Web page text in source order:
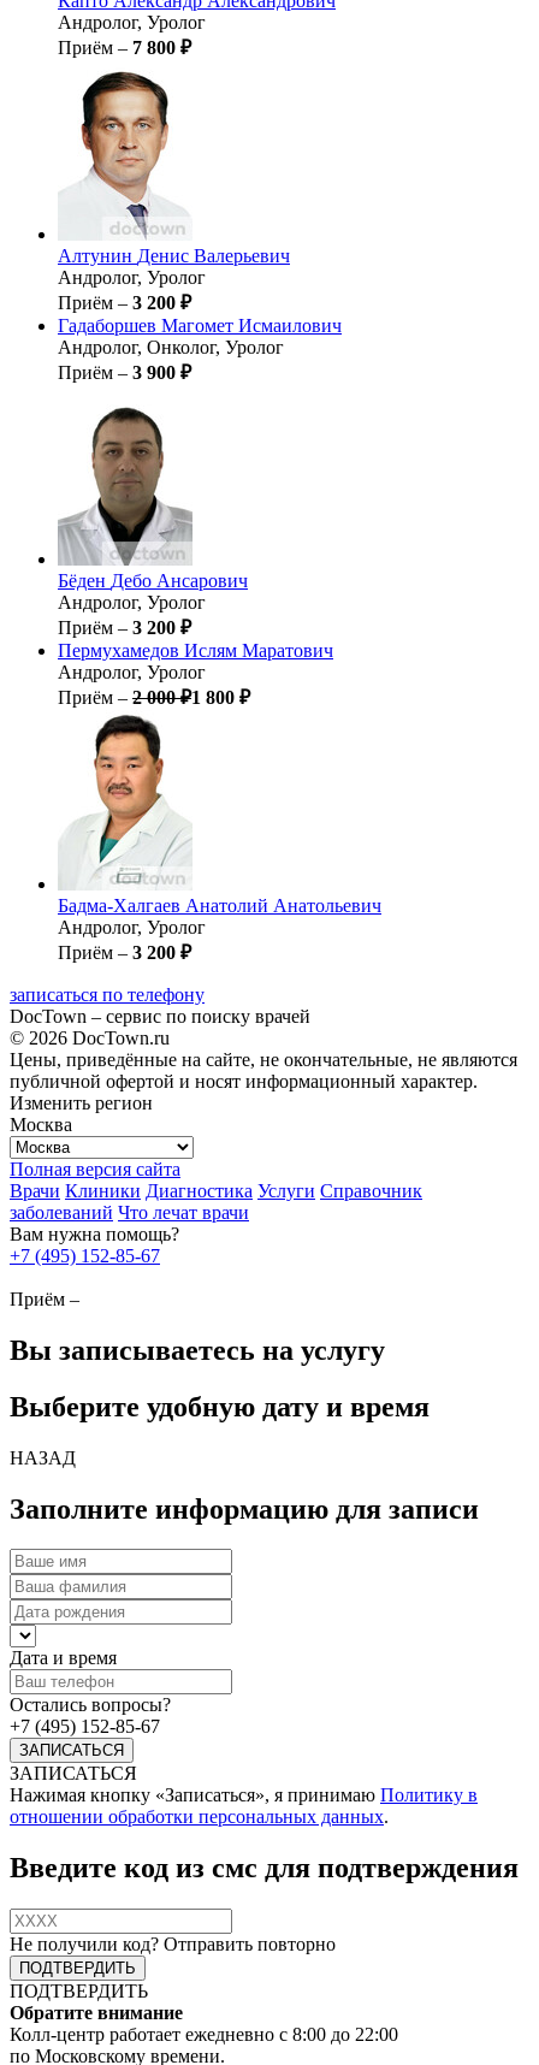
Андролог, Уролог
Приём – 7 800 ₽
Алтунин Денис Валерьевич
Андролог, Уролог
Приём – 3 200 ₽
Гадаборшев Магомет Исмаилович
Андролог, Онколог, Уролог
Приём – 3 900 ₽
Бёден Дебо Ансарович
Андролог, Уролог
Приём – 3 200 ₽
Пермухамедов Ислям Маратович
Андролог, Уролог
Приём – 2 000 ₽1 800 ₽
Бадма-Халгаев Анатолий Анатольевич
Андролог, Уролог
Приём – 3 200 ₽
записаться по телефону
DocTown – сервис по поиску врачей
© 2026 DocTown.ru
Цены, приведённые на сайте, не окончательные, не являются
публичной офертой и носят информационный характер.
Изменить регион
Москва
Полная версия сайта
Врачи Клиники Диагностика Услуги Справочник
заболеваний Что лечат врачи
Вам нужна помощь?
+7 (495) 152-85-67
Приём –
Вы записываетесь на услугу
Выберите удобную дату и время
НАЗАД
Заполните информацию для записи
Дата и время
Остались вопросы?
+7 (495) 152-85-67
ЗАПИСАТЬСЯ
Нажимая кнопку «Записаться», я принимаю Политику в
отношении обработки персональных данных.
Введите код из смс для подтверждения
Не получили код? Отправить повторно
ПОДТВЕРДИТЬ
Обратите внимание
Колл-центр работает ежедневно с 8:00 до 22:00
по Московскому времени.